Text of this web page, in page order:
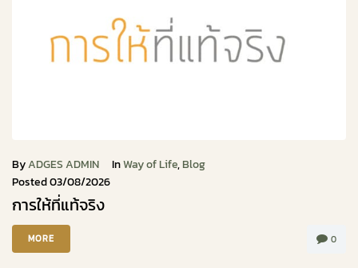
ByADGES ADMIN InWay of Life,Blog
Posted03/08/2026
การให้ที่แท้จริง
MORE 0